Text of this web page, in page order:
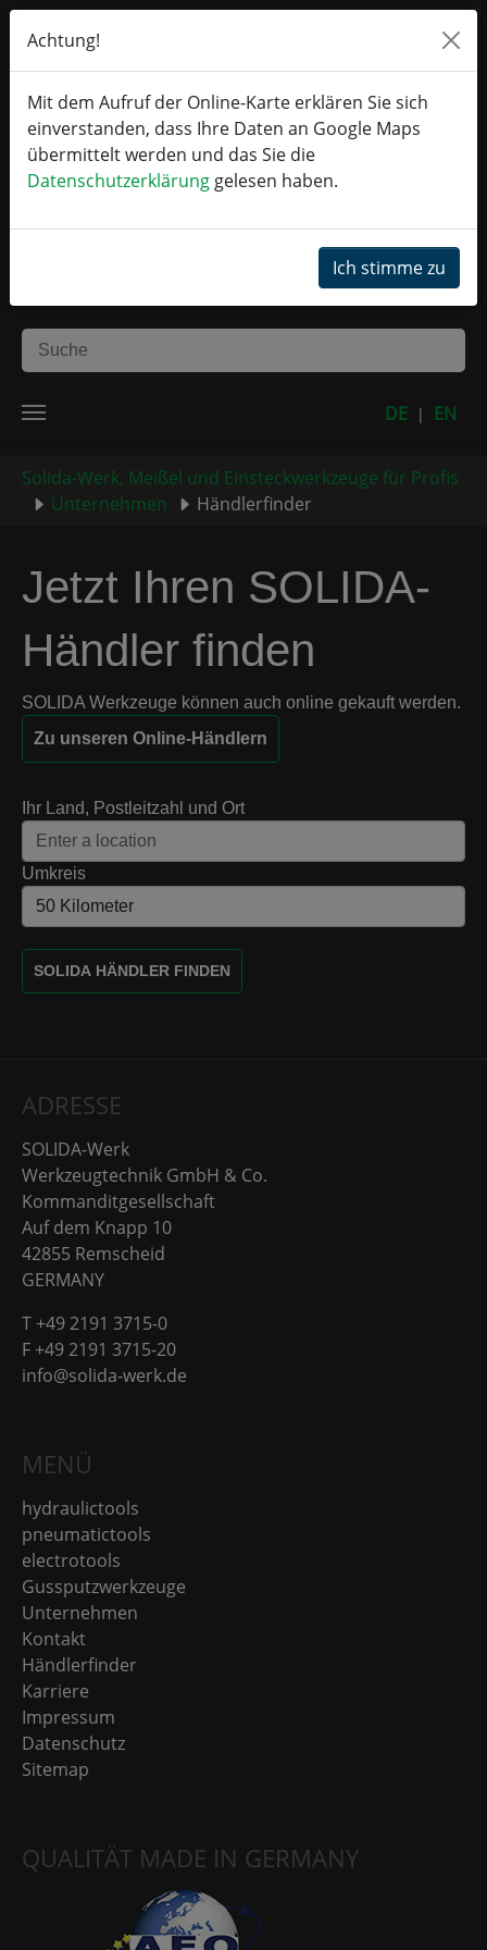
Zum Hauptinhalt springen
DE | EN
Sie sind hier:
Solida-Werk, Meißel und Einsteckwerkzeuge für Profis
Unternehmen
Händlerfinder
Jetzt Ihren SOLIDA-
Händler finden
SOLIDA Werkzeuge können auch online gekauft werden.
Zu unseren Online-Händlern
Ihr Land, Postleitzahl und Ort
Umkreis
SOLIDA HÄNDLER FINDEN
Achtung!
Mit dem Aufruf der Online-Karte erklären Sie sich
einverstanden, dass Ihre Daten an Google Maps
übermittelt werden und das Sie die
Datenschutzerklärung gelesen haben.
Ich stimme zu
ADRESSE
SOLIDA-Werk
Werkzeugtechnik GmbH & Co.
Kommanditgesellschaft
Auf dem Knapp 10
42855 Remscheid
GERMANY
T +49 2191 3715-0
F +49 2191 3715-20
info@solida-werk.de
MENÜ
hydraulictools
pneumatictools
electrotools
Gussputzwerkzeuge
Unternehmen
Kontakt
Händlerfinder
Karriere
Impressum
Datenschutz
Sitemap
QUALITÄT MADE IN GERMANY